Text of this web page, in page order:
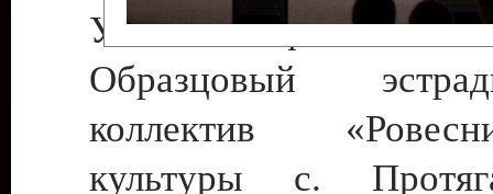
Участники фестиваля:
Образцовый
коллектив
культуры с.